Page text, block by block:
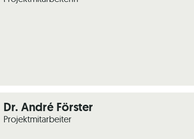
Dr. André Förster
Projektmitarbeiter